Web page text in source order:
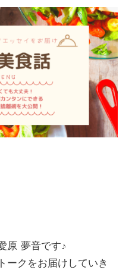
原 夢音です♪
ークをお届けしていき